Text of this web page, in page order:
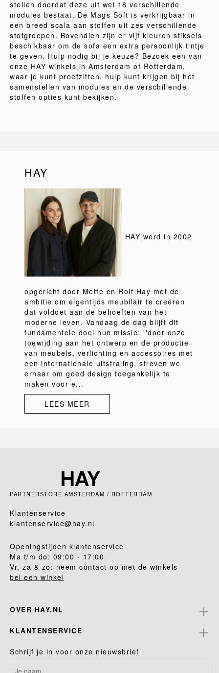
stellen doordat deze uit wel 18 verschillende
modules bestaat. De Mags Soft is verkrijgbaar in
een breed scala aan stoffen uit zes verschillende
stofgroepen. Bovendien zijn er vijf kleuren stiksels
beschikbaar om de sofa een extra persoonlijk tintje
te geven. Hulp nodig bij je keuze? Bezoek een van
onze HAY winkels in Amsterdam of Rotterdam,
waar je kunt proefzitten, hulp kunt krijgen bij het
samenstellen van modules en de verschillende
stoffen opties kunt bekijken.
HAY
HAY werd in 2002
opgericht door Mette en Rolf Hay met de
ambitie om eigentijds meubilair te creëren
dat voldoet aan de behoeften van het
moderne leven. Vandaag de dag blijft dit
fundamentele doel hun missie: ''door onze
toewijding aan het ontwerp en de productie
van meubels, verlichting en accessoires met
een internationale uitstraling, streven we
ernaar om goed design toegankelijk te
maken voor e...
LEES MEER
PARTNERSTORE AMSTERDAM / ROTTERDAM
Klantenservice
klantenservice@hay.nl
Openingstijden klantenservice
Ma t/m do: 09:00 - 17:00
Vr, za & zo: neem contact op met de winkels
bel een winkel
OVER HAY.NL
KLANTENSERVICE
Schrijf je in voor onze nieuwsbrief